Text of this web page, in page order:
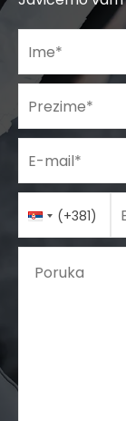
Ime*
Prezime*
E-mail*
Telefon*
Country(+381)
Poruka